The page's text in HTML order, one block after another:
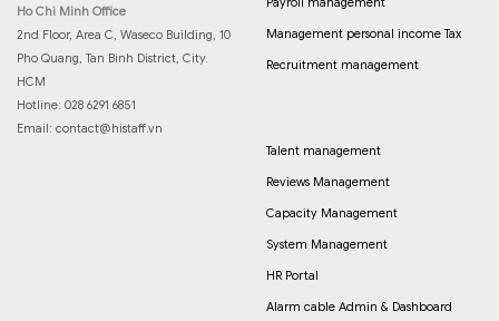
Ho Chi Minh Office
2nd Floor, Area C, Waseco Building, 10
Pho Quang, Tan Binh District, City.
HCM
Hotline: 028 6291 6851
Email: contact@histaff.vn
Payroll management
Management personal income Tax
Recruitment management
Talent management
Reviews Management
Capacity Management
System Management
HR Portal
Alarm cable Admin & Dashboard